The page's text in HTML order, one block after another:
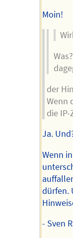
Moin!
der
Wenn
die
Ja.
Wenn
dürfen.
- Sven